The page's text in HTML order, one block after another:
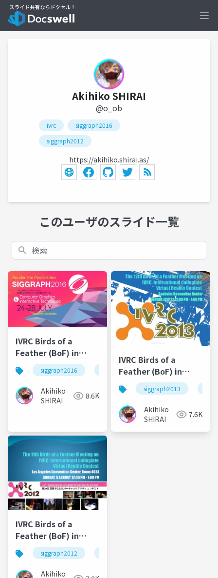
Akihiko SHIRAI
@o_ob
ivrc
siggraph2016
siggraph2012
https://akihiko.shirai.as/
このユーザのスライド一覧
検索
IVRC Birds of a
Feather (BoF) in
SIGRAPH2016
siggraph2016
Akihiko
SHIRAI
8.6K
IVRC Birds of a
Feather (BoF) in
SIGRAPH2013
siggraph2013
Akihiko
SHIRAI
7.6K
IVRC Birds of a
Feather (BoF) in
SIGRAPH2012
siggraph2012
Akihiko